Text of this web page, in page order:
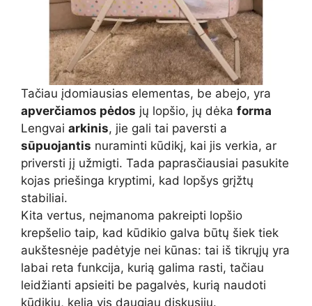
Tačiau įdomiausias elementas, be abejo, yra
apverčiamos pėdos jų lopšio, jų dėka forma
Lengvai arkinis, jie gali tai paversti a
sūpuojantis nuraminti kūdikį, kai jis verkia, ar
priversti jį užmigti. Tada paprasčiausiai pasukite
kojas priešinga kryptimi, kad lopšys grįžtų
stabiliai.
Kita vertus, neįmanoma pakreipti lopšio
krepšelio taip, kad kūdikio galva būtų šiek tiek
aukštesnėje padėtyje nei kūnas: tai iš tikrųjų yra
labai reta funkcija, kurią galima rasti, tačiau
leidžianti apsieiti be pagalvės, kurią naudoti
kūdikių, kelia vis daugiau diskusijų.